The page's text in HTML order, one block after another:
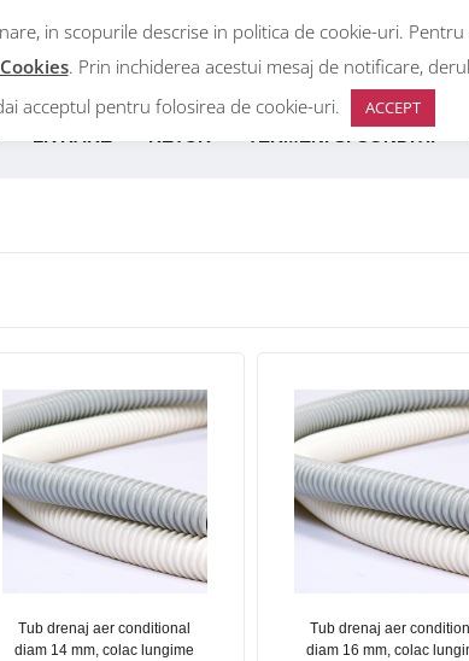
Intra in cont +40
Tub drenaj aer conditional
diam 14 mm, colac lungime
Tub drenaj aer
diam 16 mm, colac
in scopurile descrise in politica de cookie-uri.
. Prin inchiderea acestui mesaj de notificare,
acceptul pentru folosirea de cookie-uri.
ACCEPT